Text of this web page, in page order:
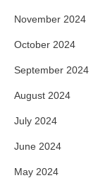
November 2024
October 2024
September 2024
August 2024
July 2024
June 2024
May 2024